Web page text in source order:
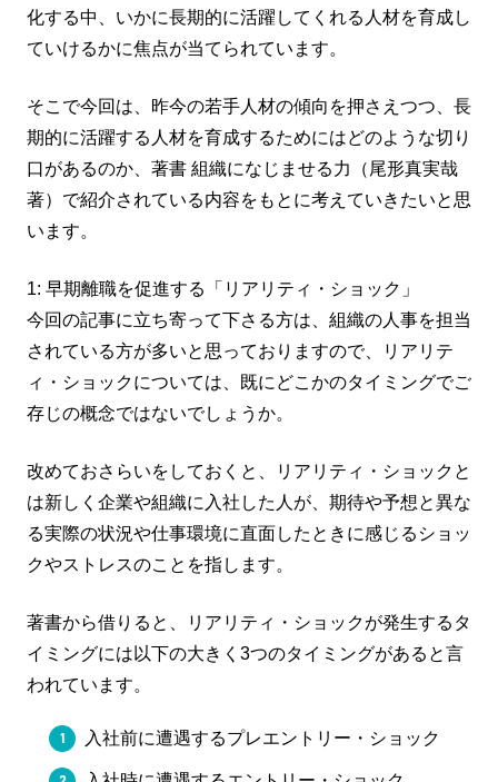
化する中、いかに長期的に活躍してくれる人材を育成し
ていけるかに焦点が当てられています。
そこで今回は、昨今の若手人材の傾向を押さえつつ、長
期的に活躍する人材を育成するためにはどのような切り
口があるのか、著書 組織になじませる力（尾形真実哉
著）で紹介されている内容をもとに考えていきたいと思
います。
1: 早期離職を促進する「リアリティ・ショック」
今回の記事に立ち寄って下さる方は、組織の人事を担当
されている方が多いと思っておりますので、リアリテ
ィ・ショックについては、既にどこかのタイミングでご
存じの概念ではないでしょうか。
改めておさらいをしておくと、リアリティ・ショックと
は新しく企業や組織に入社した人が、期待や予想と異な
る実際の状況や仕事環境に直面したときに感じるショッ
クやストレスのことを指します。
著書から借りると、リアリティ・ショックが発生するタ
イミングには以下の大きく3つのタイミングがあると言
われています。
入社前に遭遇するプレエントリー・ショック